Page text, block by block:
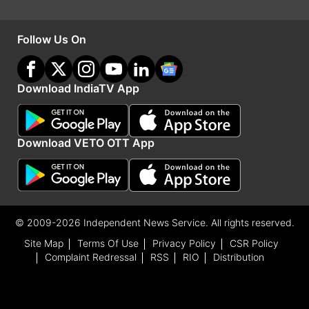
श्रीलंका और वेस्टइंडीज का पत्ता हो गया साफ
पर थी। इसके बाद इंग्लैंड ने नंबर सात पर अपने अभियान का
समापन किया था। बांग्लादेश की टीम नंबर आठ पर जगह
बनाने में कामयाब हुई थी। श्रीलंका ने भी वनडे विश्व कप
Follow Us On
Download IndiaTV App
Download VETO OTT App
© 2009-2026 Independent News Service. All rights reserved.
Site Map
Terms Of Use Privacy Policy
CSR Policy
Complaint Redressal
RSS RIO Distribution